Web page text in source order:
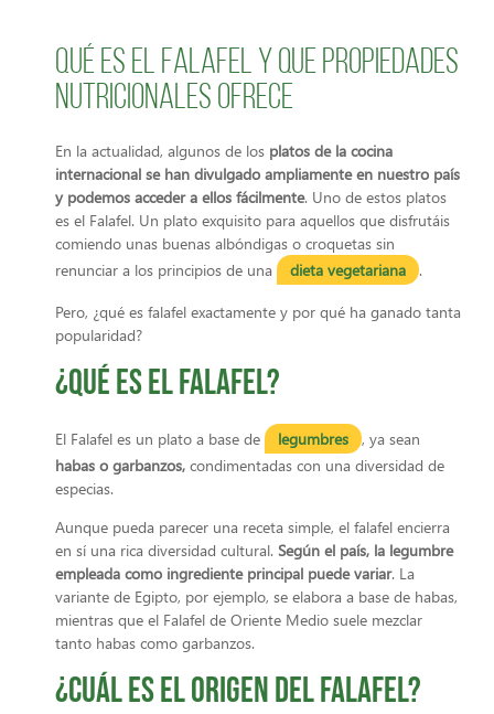
Qué es el falafel y que propiedades
nutricionales ofrece
En la actualidad, algunos de los platos de la cocina
internacional se han divulgado ampliamente en nuestro país
y podemos acceder a ellos fácilmente. Uno de estos platos
es el Falafel. Un plato exquisito para aquellos que disfrutáis
comiendo unas buenas albóndigas o croquetas sin
renunciar a los principios de una
dieta vegetariana .
Pero, ¿qué es falafel exactamente y por qué ha ganado tanta
popularidad?
¿Qué es el Falafel?
El Falafel es un plato a base de legumbres
, ya sean
habas o garbanzos, condimentadas con una diversidad de
especias.
Aunque pueda parecer una receta simple, el falafel encierra
en sí una rica diversidad cultural. Según el país, la legumbre
empleada como ingrediente principal puede variar. La
variante de Egipto, por ejemplo, se elabora a base de habas,
mientras que el Falafel de Oriente Medio suele mezclar
tanto habas como garbanzos.
¿Cuál es el origen del falafel?